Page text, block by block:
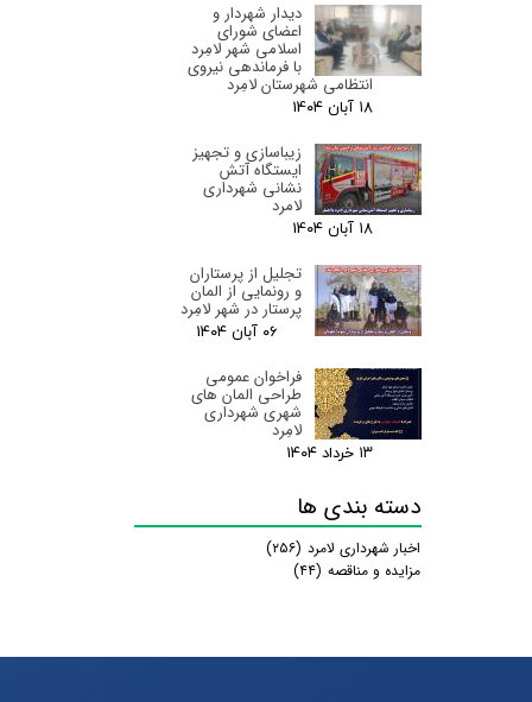
دیدار شهردار و
اعضای شورای
اسلامی شهر لامِرد
با فرماندهی نیروی
انتظامی شهرستان لامِرد
۱۸ آبان ۰۴
زیباسازی و تجهیز
ایستگاه آتش
نشانی شهرداری
لامرد
۱۸ آبان ۰۴
تجلیل از پرستاران
و رونمایی از المان
پرستار در شهر لامِرد
۰۶ آبان ۰۴
فراخوان عمومی
طراحی المان های
شهری شهرداری
لامِرد
۱۳ خرداد ۰۴
دسته بندی ها
اخبار شهرداری لامرد (۲۵۶)
مزایده و مناقصه (۴۴)